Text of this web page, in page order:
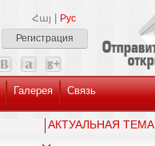
Հայ
Рус
Регистрация
Галерея Связь
AКТУАЛЬНАЯ ТЕМА